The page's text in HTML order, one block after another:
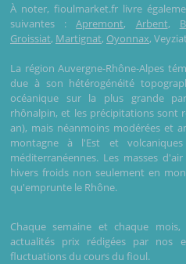
À noter, fioulmarket.fr livre
suivantes :Apremont, Arbent,
Groissiat, Martignat, Oyonnax,
La région Auvergne-Rhône-Alpes
due à son hétérogénéité
océanique sur la plus grande
rhônalpin, et les précipitations sont
an), mais néanmoins modérées et
montagne à l'Est et
méditerranéennes. Les masses
hivers froids non seulement en
qu'emprunte le Rhône.
Chaque semaine et chaque
actualités prix rédigées par nos
fluctuations du cours du fioul.